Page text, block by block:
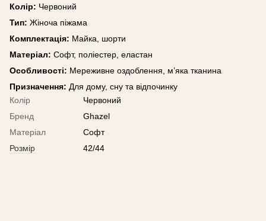
Колір: Червоний
Тип: Жіноча піжама
Комплектація: Майка, шорти
Матеріал: Софт, поліестер, еластан
Особливості: Мереживне оздоблення, м’яка тканина
Призначення: Для дому, сну та відпочинку
Колір
Червоний
Бренд
Ghazel
Матеріал
Софт
Розмір
42/44